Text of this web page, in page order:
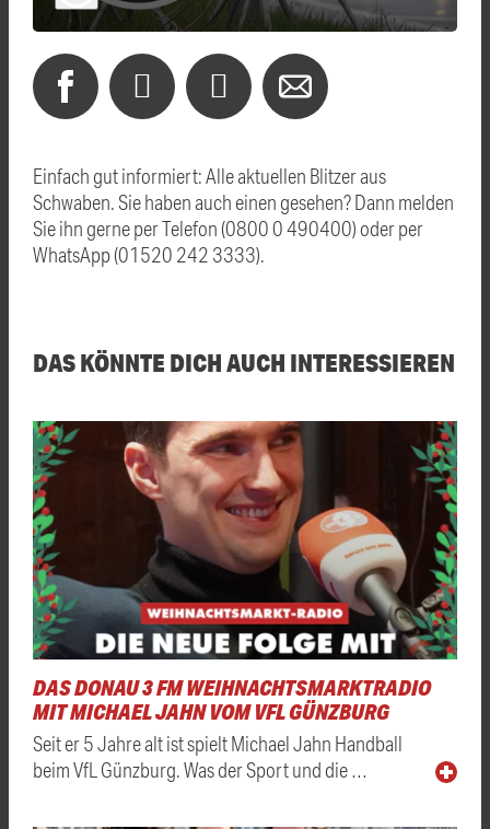
Einfach gut informiert: Alle aktuellen Blitzer aus
Schwaben. Sie haben auch einen gesehen? Dann melden
Sie ihn gerne per Telefon (0800 0 490400) oder per
WhatsApp (01520 242 3333).
DAS KÖNNTE DICH AUCH INTERESSIEREN
DAS DONAU 3 FM WEIHNACHTSMARKTRADIO
MIT MICHAEL JAHN VOM VFL GÜNZBURG
Seit er 5 Jahre alt ist spielt Michael Jahn Handball
beim VfL Günzburg. Was der Sport und die …